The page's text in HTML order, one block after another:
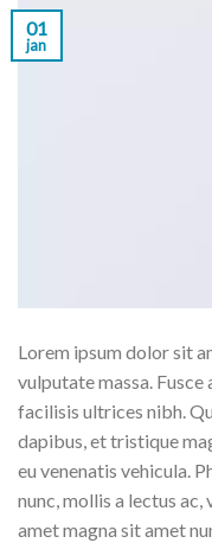
01
jan
Lorem ipsum dolor sit
vulputate massa. Fusce
facilisis ultrices nibh.
dapibus, et tristique
eu venenatis vehicula.
nunc, mollis a lectus
amet magna sit amet